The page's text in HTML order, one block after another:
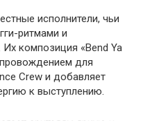
исполнители, чьи
ритмами и
композиция «Bend Ya
для
Crew и добавляет
к выступлению.